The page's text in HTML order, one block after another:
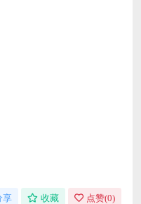
享 收藏 点赞(0)